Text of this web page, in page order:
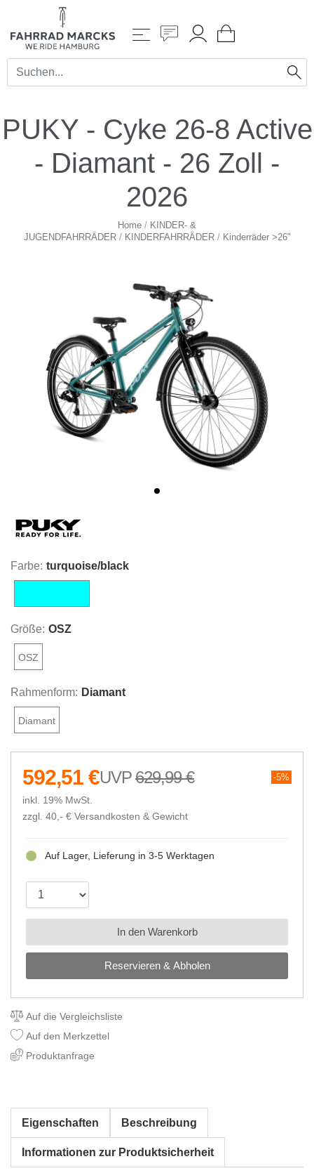
PUKY - Cyke 26-8 Active
- Diamant - 26 Zoll -
2026
Home / KINDER- &
JUGENDFAHRRÄDER/ KINDERFAHRRÄDER/ Kinderräder >26"
Farbe: turquoise/black
Größe: OSZ
OSZ
Rahmenform: Diamant
Diamant
629,99 € 5%
592,51 €
inkl. 19% MwSt.
zzgl. 40,- € Versandkosten & Gewicht
Reservieren & Abholen
Auf Lager, Lieferung in 3-5 Werktagen
In den Warenkorb
Auf die Vergleichsliste
Auf den Merkzettel
Produktanfrage
Eigenschaften Beschreibung
Informationen zur Produktsicherheit